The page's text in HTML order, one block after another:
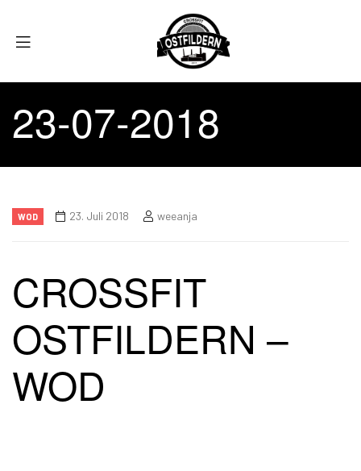
23-07-2018
WOD 23. Juli 2018 weeanja
CROSSFIT
OSTFILDERN –
WOD